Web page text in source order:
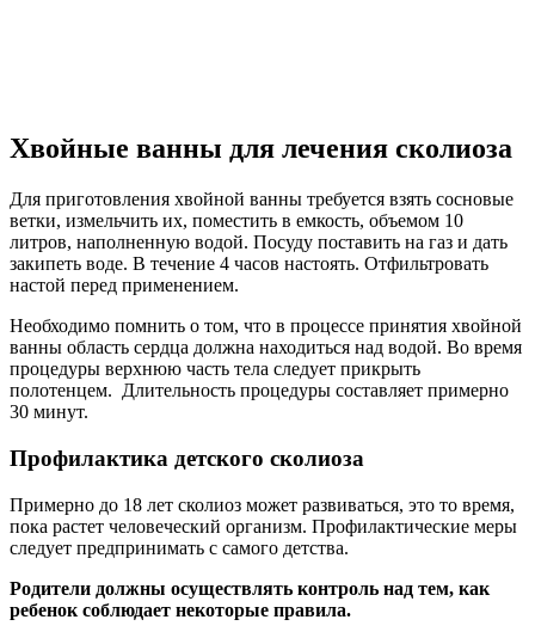
Хвойные ванны для лечения сколиоза
Для приготовления хвойной ванны требуется взять сосновые
ветки, измельчить их, поместить в емкость, объемом 10
литров, наполненную водой. Посуду поставить на газ и дать
закипеть воде. В течение 4 часов настоять. Отфильтровать
настой перед применением.
Необходимо помнить о том, что в процессе принятия хвойной
ванны область сердца должна находиться над водой. Во время
процедуры верхнюю часть тела следует прикрыть
полотенцем. Длительность процедуры составляет примерно
30 минут.
Профилактика детского сколиоза
Примерно до 18 лет сколиоз может развиваться, это то время,
пока растет человеческий организм. Профилактические меры
следует предпринимать с самого детства.
Родители должны осуществлять контроль над тем, как
ребенок соблюдает некоторые правила.